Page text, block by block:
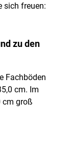
sich freuen:
zu den
Fachböden
cm. Im
cm groß